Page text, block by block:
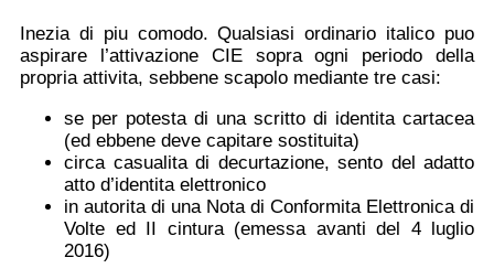
Inezia di piu comodo. Qualsiasi ordinario italico puo
aspirare l’attivazione CIE sopra ogni periodo della
propria attivita, sebbene scapolo mediante tre casi:
se per potesta di una scritto di identita cartacea
(ed ebbene deve capitare sostituita)
circa casualita di decurtazione, sento del adatto
atto d’identita elettronico
in autorita di una Nota di Conformita Elettronica di
Volte ed II cintura (emessa avanti del 4 luglio
2016)